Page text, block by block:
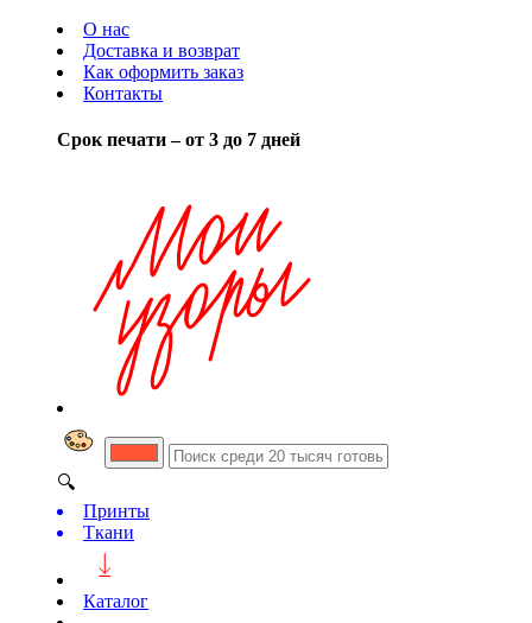
О нас
Доставка и возврат
Как оформить заказ
Контакты
Срок печати – от 3 до 7 дней
🔍
Принты
Ткани
Каталог